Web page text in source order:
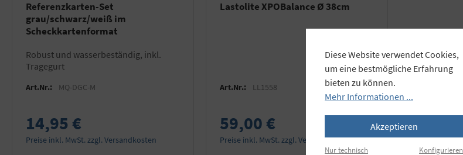
Referenzkarten-Set
grau/schwarz/weiß im
Scheckkartenformat
robust und wasserbeständig, inkl.
Tragegurt
Art.Nr.: MQ-DGC-M
14,95 €
Preise inkl. MwSt. zzgl. Versandkosten
Lastolite XPOBalance Ø 38cm
Art.Nr.: LL1558
59,00 €
Preise inkl. MwSt. zzgl. Versandkosten
Diese Website verwendet Cookies,
um eine bestmögliche Erfahrung
bieten zu können.
Mehr Informationen ...
Akzeptieren
Nur technisch
Konfigurieren